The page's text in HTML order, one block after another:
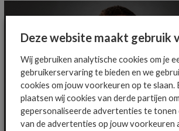
Deze website maakt gebruik
Wij gebruiken analytische cookies om je
gebruikerservaring te bieden en we
cookies om jouw voorkeuren op te slaan.
plaatsen wij cookies van derde partijen om
gepersonaliseerde advertenties te tonen
van de advertenties op jouw voorkeuren